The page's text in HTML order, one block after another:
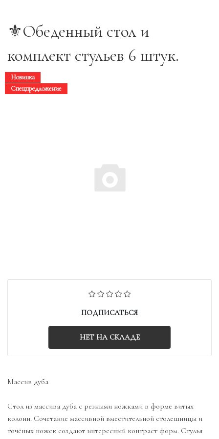
⚜️Обеденный стол и
комплект стульев 6 штук.
Новинка
Спецпредложение
ПОДПИСАТЬСЯ
НЕТ НА СКЛАДЕ
Массив дуба
Стол из массива дуба с резными ножками в форме витых
колонн. Сочетание массивной вместительной столешницы и
точёных ножек создают интересный контраст форм. Стулья